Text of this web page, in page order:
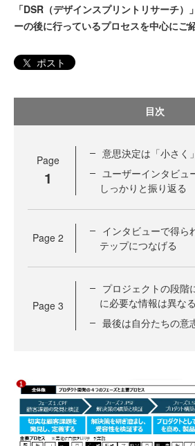
「DSR（デザインスプリントリサーチ）
ーの後に行っているプロセスを中心にご
ポスト
目次
Page
1
意思決定は「小さく
ユーザーインタビュ
しっかりと振り返る
Page 2
インタビューで得ら
テップにつなげる
Page 3
プロジェクトの段階
に必要な情報は異なる
最後は自分たちの意